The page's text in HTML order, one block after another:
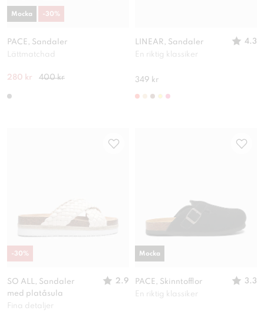
PACE, Sandaler
Lättmatchad
280 kr 400 kr
Mocka -30%
LINEAR, Sandaler
4.3
En riktig klassiker
349 kr
SO ALL, Sandaler
med platåsula
2.9
Fina detaljer
-30%
PACE, Skinntofflor
3.3
En riktig klassiker
Mocka